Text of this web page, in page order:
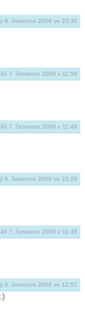
8. července 2008 ve 23:30
7. července 2008 v 11:56
7. července 2008 v 11:49
8. července 2008 ve 23:29
7. července 2008 v 11:45
8. července 2008 ve 12:51